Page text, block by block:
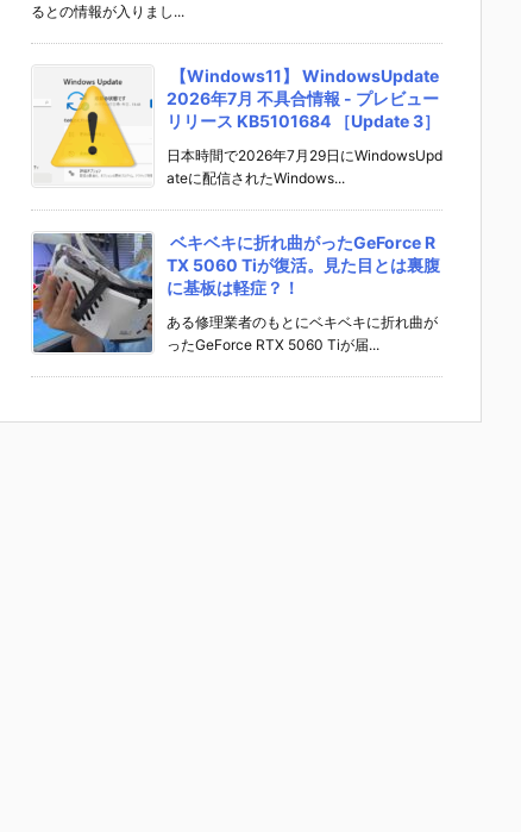
るとの情報が入りまし...
【Windows11】 WindowsUpdate
2026年7月 不具合情報 - プレビュー
リリース KB5101684 ［Update 3］
日本時間で2026年7月29日にWindowsUpd
ateに配信されたWindows...
ベキベキに折れ曲がったGeForce R
TX 5060 Tiが復活。見た目とは裏腹
に基板は軽症？！
ある修理業者のもとにベキベキに折れ曲が
ったGeForce RTX 5060 Tiが届...